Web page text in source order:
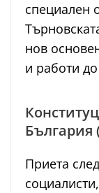
специален
нов
и работи
България
Приета